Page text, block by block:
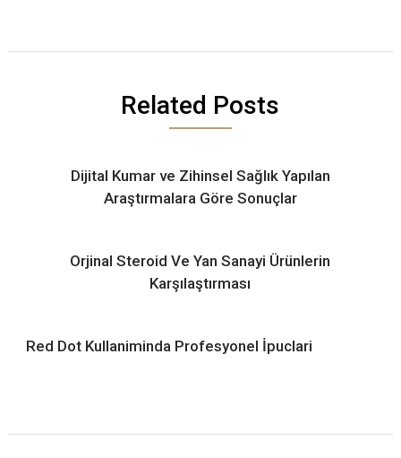
Related Posts
Dijital Kumar ve Zihinsel Sağlık Yapılan
Araştırmalara Göre Sonuçlar
Orjinal Steroid Ve Yan Sanayi Ürünlerin
Karşılaştırması
Red Dot Kullaniminda Profesyonel İpuclari